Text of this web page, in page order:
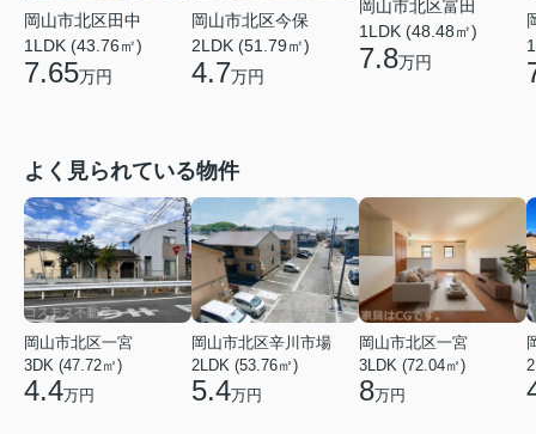
岡山市北区田中
1LDK (43.76㎡)
7.65万円
岡山市北区今保
2LDK (51.79㎡)
4.7万円
岡山市北区富田
1LDK (48.48㎡)
7.8万円
よく見られている物件
岡山市北区一宮
3DK (47.72㎡)
4.4万円
岡山市北区辛川市場
2LDK (53.76㎡)
5.4万円
岡山市北区一宮
3LDK (72.04㎡)
8万円